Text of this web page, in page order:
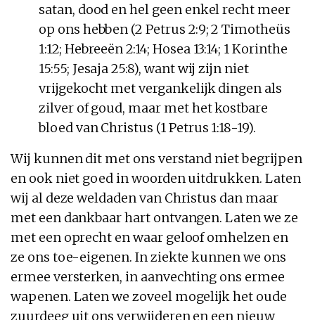
satan, dood en hel geen enkel recht meer
op ons hebben (2 Petrus 2:9; 2 Timotheüs
1:12; Hebreeën 2:14; Hosea 13:14; 1 Korinthe
15:55; Jesaja 25:8), want wij zijn niet
vrijgekocht met vergankelijk dingen als
zilver of goud, maar met het kostbare
bloed van Christus (1 Petrus 1:18-19).
Wij kunnen dit met ons verstand niet begrijpen
en ook niet goed in woorden uitdrukken. Laten
wij al deze weldaden van Christus dan maar
met een dankbaar hart ontvangen. Laten we ze
met een oprecht en waar geloof omhelzen en
ze ons toe-eigenen. In ziekte kunnen we ons
ermee versterken, in aanvechting ons ermee
wapenen. Laten we zoveel mogelijk het oude
zuurdeeg uit ons verwijderen en een nieuw